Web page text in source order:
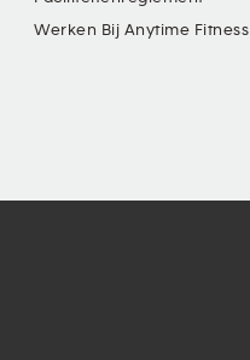
Werken Bij Anytime Fitness